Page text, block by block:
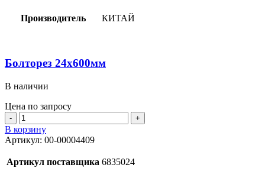
Производитель КИТАЙ
Болторез 24х600мм
В наличии
Цена по запросу
Количество
товара
Болторез
24х600мм
В корзину
Артикул: 00-00004409
Артикул поставщика 6835024